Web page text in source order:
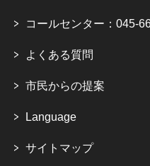
コールセンター：045-
よくある質問
市民からの提案
Language
サイトマップ